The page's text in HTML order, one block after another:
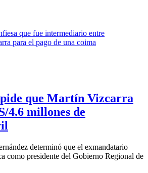
que Martín Vizcarra
4.6 millones de
determinó que el exmandatario
como presidente del Gobierno Regional de